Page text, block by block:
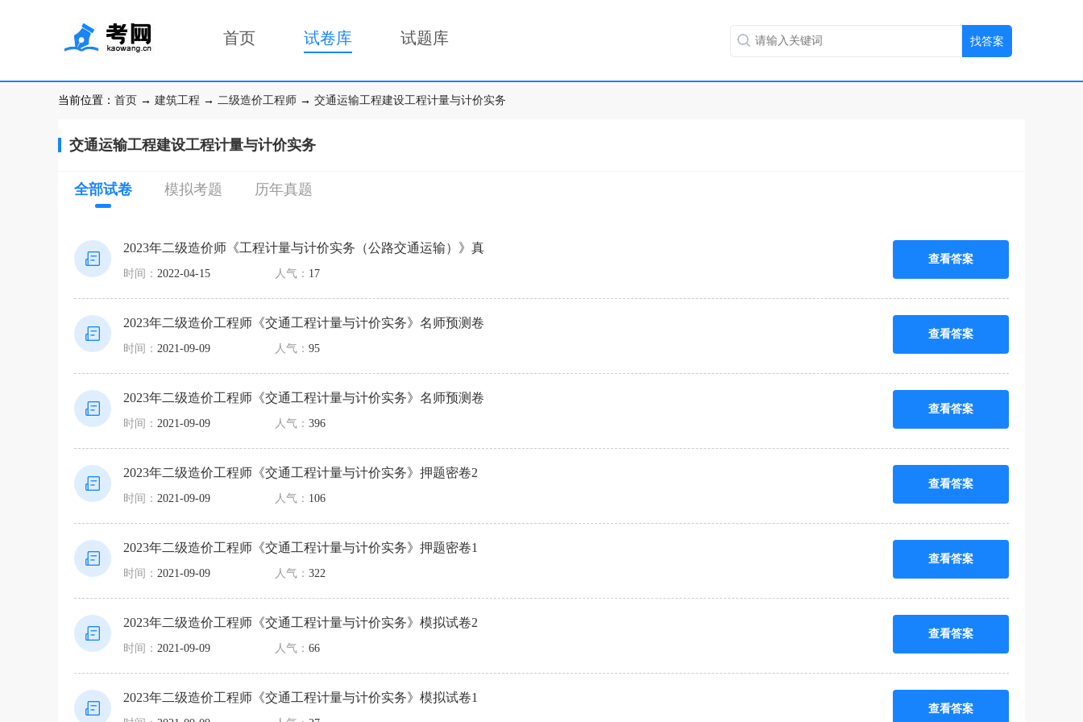
首页 试卷库 试题库
当前位置： 首页 → 建筑工程 → 二级造价工程师 → 交通运输工程建设工程计量与计价实务
交通运输工程建设工程计量与计价实务
全部试卷 模拟考题 历年真题
2023年二级造价师《工程计量与计价实务（公路交通运输）》真
时间： 2022-04-15 人气： 17
查看答案
2023年二级造价工程师《交通工程计量与计价实务》名师预测卷
时间： 2021-09-09 人气： 95
查看答案
2023年二级造价工程师《交通工程计量与计价实务》名师预测卷
时间： 2021-09-09 人气： 396
查看答案
2023年二级造价工程师《交通工程计量与计价实务》押题密卷2
时间： 2021-09-09 人气： 106
查看答案
2023年二级造价工程师《交通工程计量与计价实务》押题密卷1
时间： 2021-09-09 人气： 322
查看答案
2023年二级造价工程师《交通工程计量与计价实务》模拟试卷2
时间： 2021-09-09 人气： 66
查看答案
2023年二级造价工程师《交通工程计量与计价实务》模拟试卷1
查看答案